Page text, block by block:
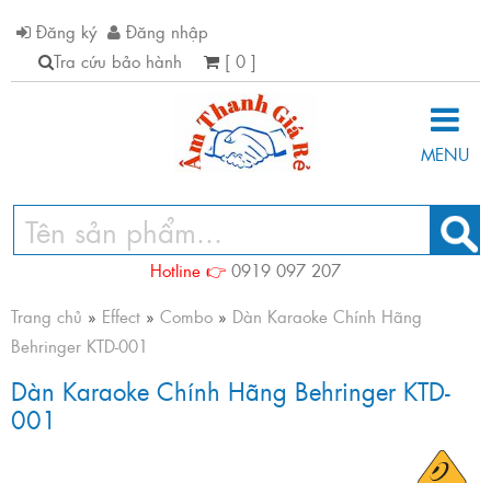
Đăng ký
Đăng nhập
Tra cứu bảo hành
[ 0 ]
MENU
Hotline 👉 0919 097 207
Trang chủ » Effect » Combo » Dàn Karaoke Chính Hãng
Behringer KTD-001
Dàn Karaoke Chính Hãng Behringer KTD-
001